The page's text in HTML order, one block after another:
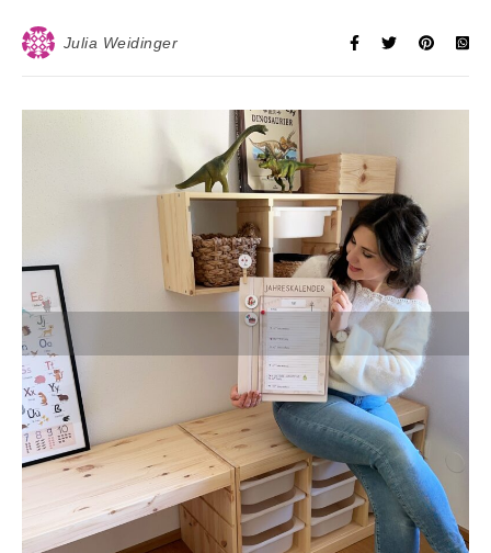
Julia Weidinger